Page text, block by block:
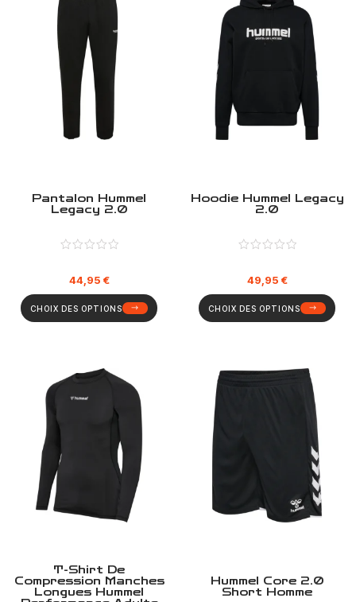
Pantalon Hummel
Legacy 2.0
44,95 €
CHOIX DES OPTIONS
Hoodie Hummel Legacy
2.0
49,95 €
CHOIX DES OPTIONS
T-Shirt De
Compression Manches
Longues Hummel
Hummel Core 2.0
Short Homme